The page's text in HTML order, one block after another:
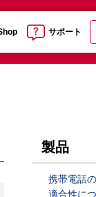
サポート
製品
携帯電話
適合性に